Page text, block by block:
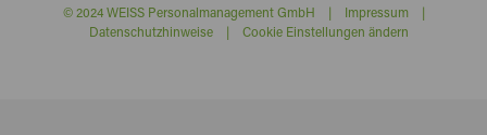
© 2024 WEISS Personalmanagement GmbH | Impressum|
Datenschutzhinweise| Cookie Einstellungen ändern